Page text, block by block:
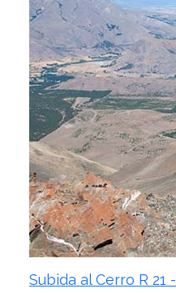
Subida al Cerro R 21